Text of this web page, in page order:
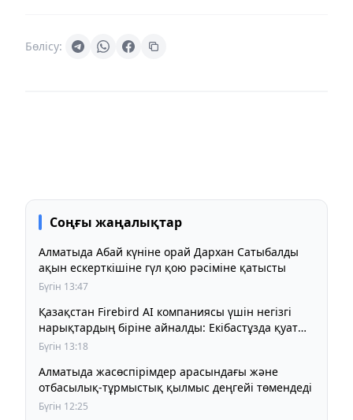
Бөлісу:
Соңғы жаңалықтар
Алматыда Абай күніне орай Дархан Сатыбалды
ақын ескерткішіне гүл қою рәсіміне қатысты
Бүгін 13:47
Қазақстан Firebird AI компаниясы үшін негізгі
нарықтардың біріне айналды: Екібастұзда қуаты
125 МВт болатын AI-инфрақұрылым дамып келеді
Бүгін 13:18
Алматыда жасөспірімдер арасындағы және
отбасылық-тұрмыстық қылмыс деңгейі төмендеді
Бүгін 12:25